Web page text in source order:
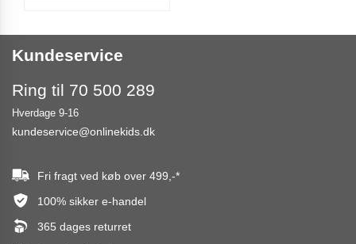
Kundeservice
Ring til 70 500 289
Hverdage 9-16
kundeservice@onlinekids.dk
Fri fragt ved køb over 499,-*
100% sikker e-handel
365 dages returret